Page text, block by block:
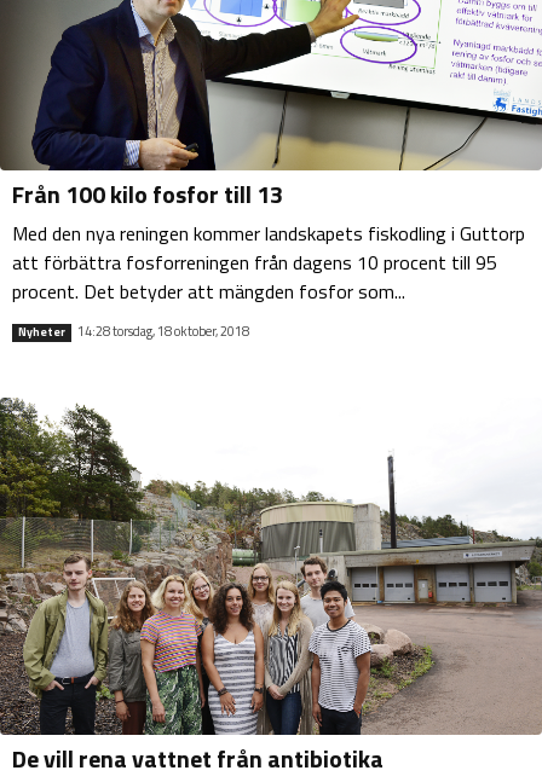
Från 100 kilo fosfor till 13
Med den nya reningen kommer landskapets fiskodling i Guttorp
att förbättra fosforreningen från dagens 10 procent till 95
procent. Det betyder att mängden fosfor som...
Nyheter 14:28 torsdag, 18 oktober, 2018
De vill rena vattnet från antibiotika